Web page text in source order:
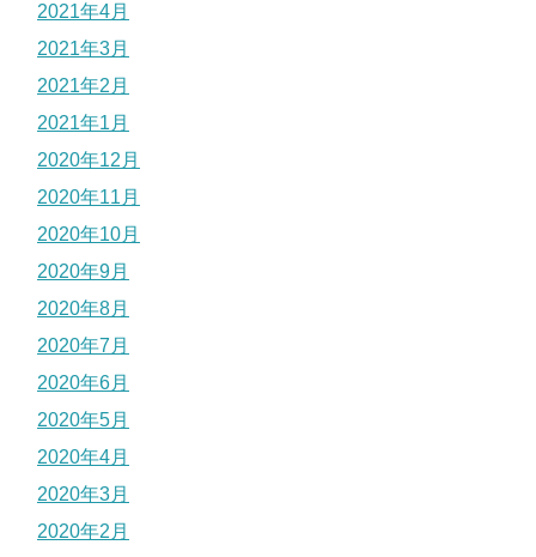
2021年4月
2021年3月
2021年2月
2021年1月
2020年12月
2020年11月
2020年10月
2020年9月
2020年8月
2020年7月
2020年6月
2020年5月
2020年4月
2020年3月
2020年2月